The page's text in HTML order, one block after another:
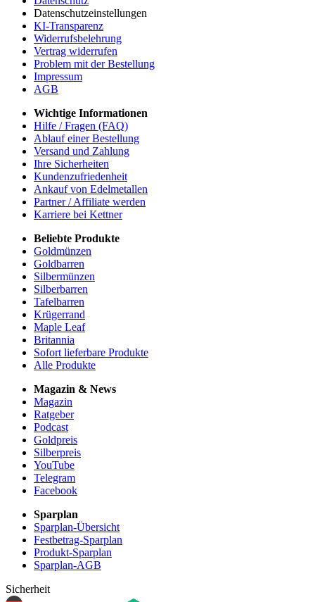
Datenschutzeinstellungen
KI-Transparenz
Widerrufsbelehrung
Vertrag widerrufen
Problem mit der Bestellung
Impressum
AGB
Wichtige Informationen
Hilfe / Fragen (FAQ)
Ablauf einer Bestellung
Versand und Zahlung
Ihre Sicherheiten
Kundenzufriedenheit
Ankauf von Edelmetallen
Partner / Affiliate werden
Karriere bei Kettner
Beliebte Produkte
Goldmünzen
Goldbarren
Silbermünzen
Silberbarren
Tafelbarren
Krügerrand
Maple Leaf
Britannia
Sofort lieferbare Produkte
Alle Produkte
Magazin & News
Magazin
Ratgeber
Podcast
Goldpreis
Silberpreis
YouTube
Telegram
Facebook
Sparplan
Sparplan-Übersicht
Festbetrag-Sparplan
Produkt-Sparplan
Sparplan-AGB
Sicherheit